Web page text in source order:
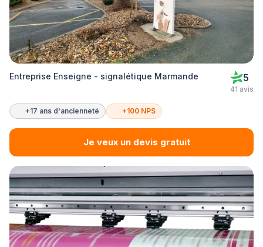
Entreprise Enseigne - signalétique Marmande 5
41 avis
+17 ans d'ancienneté +100 NPS
Je veux un devis gratuit